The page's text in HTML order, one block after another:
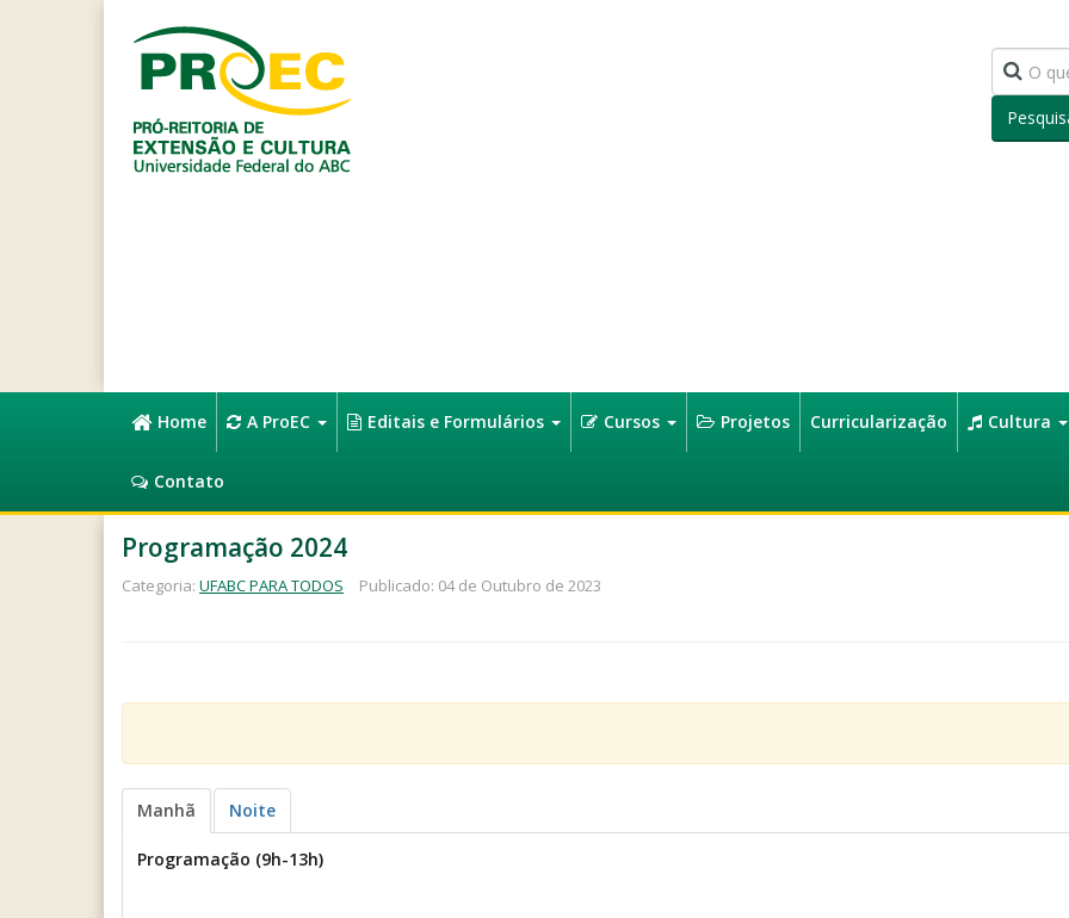
Home A ProEC Editais e Formulários Cursos Projetos Curricularização Cultura
Contato
Programação 2024
Categoria: UFABC PARA TODOS Publicado: 04 de Outubro de 2023
Manhã Noite
Programação (9h-13h)